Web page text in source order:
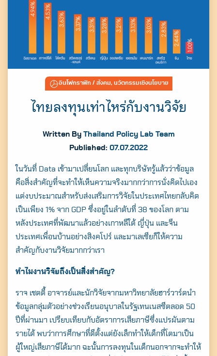
อินโฟกราฟิก / สังคม, นวัตกรรมเชิงนโยบาย
ไทยลงทุนเท่าไหร่กับงานวิจัย
Written By Thailand Policy Lab Team
Published: 07.07.2022
ในวันที่ Data เข้ามาเปลี่ยนโลก และทุกบริษัทรู้แล้วว่าข้อมูล
คือสิ่งสำคัญที่จะทำให้เห็นความจริงมากกว่าการนั่งคิดไปเอง
แต่งบประมาณสำหรับส่งเสริมการวิจัยในประเทศไทยกลับคิด
เป็นเพียง 1% จาก GDP ซึ่งอยู่ในลำดับที่ 38 ของโลก ตาม
หลังประเทศที่พัฒนาแล้วอย่างเกาหลีใต้ ญี่ปุ่น และจีน
ประเทศเพื่อนบ้านอย่างสิงคโปร์ และมาเลเซียก็ให้ความ
สำคัญกับงานวิจัยมากกว่าเรา
ทำไมงานวิจัยถึงเป็นสิ่งสำคัญ?
ราจ เชตตี้ อาจารย์และนักวิจัยจากมหาวิทยาลัยฮาร์วาร์ดนำ
ข้อมูลกลุ่มตัวอย่างช่วงเรียนอนุบาลในรัฐเทนเนสซีตลอด 50
ปีที่ผ่านมา เปรียบเทียบกับอัตราการเสียภาษีซึ่งแปรผันตาม
รายได้ พบว่าการศึกษาที่ดีตั้งแต่ยังเล็กทำให้เด็กที่โตมาเป็น
ผู้ใหญ่เสียภาษีได้มาก ฉะนั้นการลงทุนในเด็กนอกจากจะทำให้